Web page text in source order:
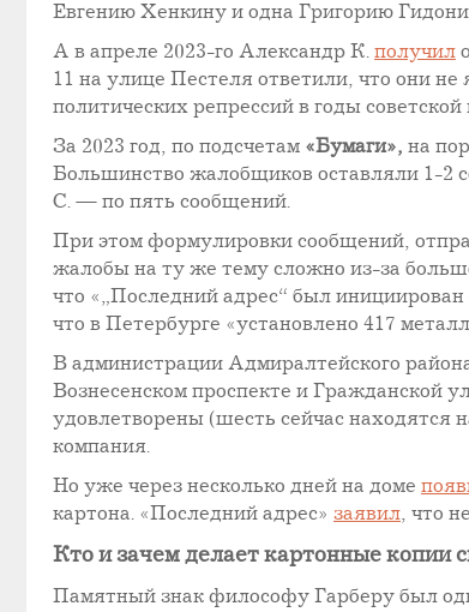
Евгению Хенкину и одна Григорию
А в апреле 2023-го Александр К. получил
11 на улице Пестеля ответили, что они
политических репрессий в годы советской
За 2023 год, по подсчетам «Бумаги», на
Большинство жалобщиков оставляли 1-2
С. — по пять сообщений.
При этом формулировки сообщений,
жалобы на ту же тему сложно из-за
что «„Последний адрес“ был
что в Петербурге «установлено 417
В администрации Адмиралтейского
Вознесенском проспекте и Гражданской
удовлетворены (шесть сейчас находятся
компания.
Но уже через несколько дней на доме
картона. «Последний адрес» заявил, что
Кто и зачем делает картонные копии
Памятный знак философу Гарберу был